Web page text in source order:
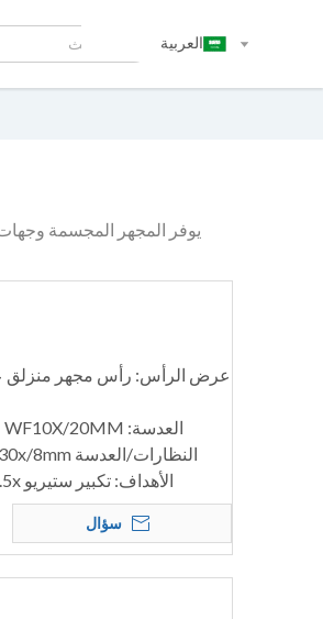
العربية
يوفر المجهر المجسمة
النظارات/العدسة xoptional 15x/15mm ، 20x/10mm ، 25x/9mm ، 30x/8mm
الأهداف: تكبير ستيريو 0.7x-4.5x ، نسبة التكبير 6.4: 1 / *Aux عدسة 0.5x ، 2x
سؤال